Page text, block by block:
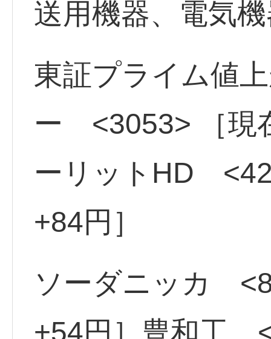
送用機器、電気
東証プライム値
ー <3053> ［現
ーリットHD
+84円］
ソーダニッカ
+54円］豊和工